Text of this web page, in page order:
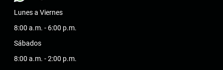
Lunes a Viernes
8:00 a.m. - 6:00 p.m.
Sábados
8:00 a.m. - 2:00 p.m.